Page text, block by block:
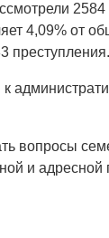
4,09% от
преступления.
вопросы
и адресной